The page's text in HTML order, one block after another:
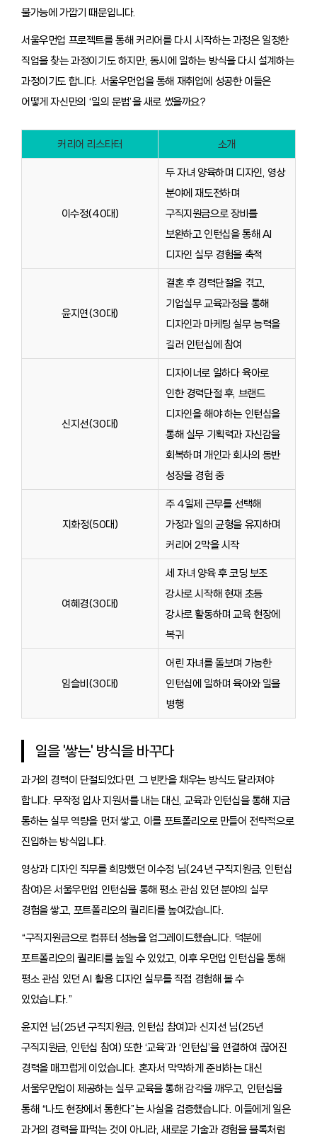
불가능에 가깝기 때문입니다.
서울우먼업 프로젝트를 통해 커리어를 다시 시작하는 과정은 일정한
직업을 찾는 과정이기도 하지만, 동시에 일하는 방식을 다시 설계하는
과정이기도 합니다. 서울우먼업을 통해 재취업에 성공한 이들은
어떻게 자신만의 ‘일의 문법’을 새로 썼을까요?
커리어 리스타터 소개
이수정(40대)
두 자녀 양육하며 디자인, 영상
분야에 재도전하며
구직지원금으로 장비를
보완하고 인턴십을 통해 AI
디자인 실무 경험을 축적
윤지연(30대)
결혼 후 경력단절을 겪고,
기업실무 교육과정을 통해
디자인과 마케팅 실무 능력을
길러 인턴십에 참여
신지선(30대)
디자이너로 일하다 육아로
인한 경력단절 후, 브랜드
디자인을 해야 하는 인턴십을
통해 실무 기획력과 자신감을
회복하며 개인과 회사의 동반
성장을 경험 중
지화정(50대)
주 4일제 근무를 선택해
가정과 일의 균형을 유지하며
커리어 2막을 시작
여혜경(30대)
세 자녀 양육 후 코딩 보조
강사로 시작해 현재 초등
강사로 활동하며 교육 현장에
복귀
임슬비(30대)
어린 자녀를 돌보며 가능한
인턴십에 일하며 육아와 일을
병행
일을 '쌓는' 방식을 바꾸다
과거의 경력이 단절되었다면, 그 빈칸을 채우는 방식도 달라져야
합니다. 무작정 입사 지원서를 내는 대신, 교육과 인턴십을 통해 지금
통하는 실무 역량을 먼저 쌓고, 이를 포트폴리오로 만들어 전략적으로
진입하는 방식입니다.
영상과 디자인 직무를 희망했던 이수정 님(24년 구직지원금, 인턴십
참여)은 서울우먼업 인턴십을 통해 평소 관심 있던 분야의 실무
경험을 쌓고, 포트폴리오의 퀄리티를 높여갔습니다.
“구직지원금으로 컴퓨터 성능을 업그레이드했습니다. 덕분에
포트폴리오의 퀄리티를 높일 수 있었고, 이후 우먼업 인턴십을 통해
평소 관심 있던 AI 활용 디자인 실무를 직접 경험해 볼 수
있었습니다.”
윤지연 님(25년 구직지원금, 인턴십 참여)과 신지선 님(25년
구직지원금, 인턴십 참여) 또한 ‘교육’과 ‘인턴십’을 연결하여 끊어진
경력을 매끄럽게 이었습니다. 혼자서 막막하게 준비하는 대신
서울우먼업이 제공하는 실무 교육을 통해 감각을 깨우고, 인턴십을
통해 “나도 현장에서 통한다”는 사실을 검증했습니다. 이들에게 일은
과거의 경력을 파먹는 것이 아니라, 새로운 기술과 경험을 블록처럼